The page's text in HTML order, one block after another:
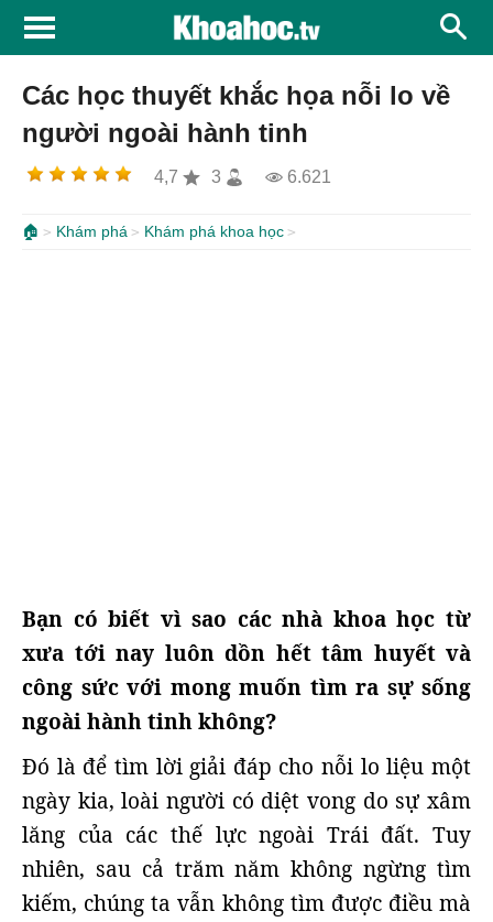
Các học thuyết khắc họa nỗi lo về
người ngoài hành tinh
4,7 3 6.621
🏠 Khám phá Khám phá khoa học
Bạn có biết vì sao các nhà khoa học từ
xưa tới nay luôn dồn hết tâm huyết và
công sức với mong muốn tìm ra sự sống
ngoài hành tinh không?
Đó là để tìm lời giải đáp cho nỗi lo liệu một
ngày kia, loài người có diệt vong do sự xâm
lăng của các thế lực ngoài Trái đất. Tuy
nhiên, sau cả trăm năm không ngừng tìm
kiếm, chúng ta vẫn không tìm được điều mà